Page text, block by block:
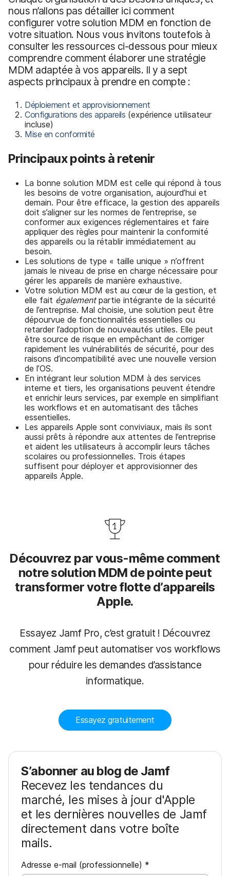
nous n’allons pas détailler ici comment
configurer votre solution MDM en fonction de
votre situation. Nous vous invitons toutefois à
consulter les ressources ci-dessous pour mieux
comprendre comment élaborer une stratégie
MDM adaptée à vos appareils. Il y a sept
aspects principaux à prendre en compte :
Déploiement et approvisionnement
Configurations des appareils (expérience utilisateur
incluse)
Mise en conformité
Principaux points à retenir
La bonne solution MDM est celle qui répond à tous
les besoins de votre organisation, aujourd’hui et
demain. Pour être efficace, la gestion des appareils
doit s’aligner sur les normes de l’entreprise, se
conformer aux exigences réglementaires et faire
appliquer des règles pour maintenir la conformité
des appareils ou la rétablir immédiatement au
besoin.
Les solutions de type « taille unique » n’offrent
jamais le niveau de prise en charge nécessaire pour
gérer les appareils de manière exhaustive.
Votre solution MDM est au cœur de la gestion, et
elle fait égalementpartie intégrante de la sécurité
de l’entreprise. Mal choisie, une solution peut être
dépourvue de fonctionnalités essentielles ou
retarder l’adoption de nouveautés utiles. Elle peut
être source de risque en empêchant de corriger
rapidement les vulnérabilités de sécurité, pour des
raisons d’incompatibilité avec une nouvelle version
de l’OS.
En intégrant leur solution MDM à des services
interne et tiers, les organisations peuvent étendre
et enrichir leurs services, par exemple en simplifiant
les workflows et en automatisant des tâches
essentielles.
Les appareils Apple sont conviviaux, mais ils sont
aussi prêts à répondre aux attentes de l’entreprise
et aident les utilisateurs à accomplir leurs tâches
scolaires ou professionnelles. Trois étapes
suffisent pour déployer et approvisionner des
appareils Apple.
Découvrez par vous-même comment
notre solution MDM de pointe peut
transformer votre flotte d’appareils
Apple.
Essayez Jamf Pro, c’est gratuit ! Découvrez
comment Jamf peut automatiser vos workflows
pour réduire les demandes d’assistance
informatique.
Essayez gratuitement
S’abonner au blog de Jamf
Recevez les tendances du
marché, les mises à jour d'Apple
et les dernières nouvelles de Jamf
directement dans votre boîte
mails.
Adresse e-mail (professionnelle) *O